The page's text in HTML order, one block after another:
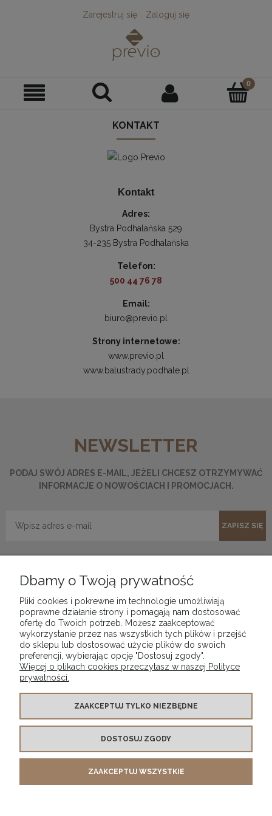
Zarejestruj się Zaloguj się
KONTAKT
Kontakt
Adres:
Bystra Podhalańska 529
34-235 Bystra Podhalańska
Telefon:
500 44 76 78
Email:
biuro@previo.pl
Strony internetowe:
www.previo.pl
www.balustrady.podhale.pl
NEWSLETTER
PODAJ SWÓJ ADRES E-MAIL, JEŻELI CHCESZ OTRZYMYWAĆ
INFORMACJE O NOWOŚCIACH I PROMOCJACH.
ZAPISZ SIĘ
POMOC
DOSTAWA I PŁATNOŚCI
ZWROTY
O FIRMIE
e-mail:biuro@previo.pl |tel.+48 500 447 678
Dbamy o Twoją prywatność
Pliki cookies i pokrewne im technologie umożliwiają
poprawne działanie strony i pomagają nam dostosować
ofertę do Twoich potrzeb. Możesz zaakceptować
wykorzystanie przez nas wszystkich tych plików i przejść
do sklepu lub dostosować użycie plików do swoich
preferencji, wybierając opcję "Dostosuj zgody".
Więcej o plikach cookies przeczytasz w naszej Polityce
prywatności.
ZAAKCEPTUJ TYLKO NIEZBĘDNE
DOSTOSUJ ZGODY
ZAAKCEPTUJ WSZYSTKIE